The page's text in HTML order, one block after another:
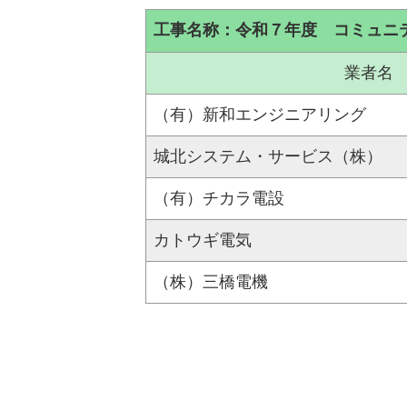
工事名称：令和７年度 コミュニ
業者名
（有）新和エンジニアリング
城北システム・サービス（株）
（有）チカラ電設
カトウギ電気
（株）三橋電機